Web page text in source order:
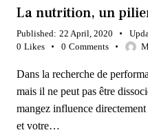
La nutrition, un
Published: 22 April, 2020
0 Likes 0 Comments
Dans la recherche de
mais il ne peut pas être
mangez influence
et votre…